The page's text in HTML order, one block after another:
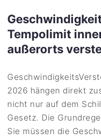
Tempolimit
außerorts
2026 hängen direkt
nicht nur auf dem
Gesetz. Die
Sie müssen die